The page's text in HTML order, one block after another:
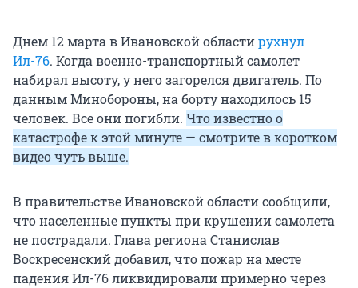
Днем 12 марта в Ивановской областирухнул
Ил-76. Когда военно-транспортный самолет
набирал высоту, у него загорелся двигатель. По
данным Минобороны, на борту находилось 15
человек. Все они погибли. Что известно о
катастрофе к этой минуте — смотрите в коротком
видео чуть выше.
В правительстве Ивановской области сообщили,
что населенные пункты при крушении самолета
не пострадали. Глава региона Станислав
Воскресенский добавил, что пожар на месте
падения Ил-76 ликвидировали примерно через